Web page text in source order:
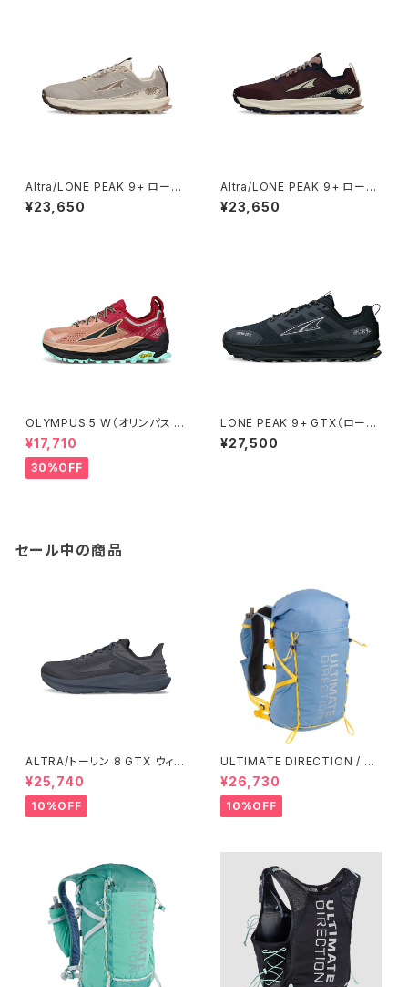
Altra/LONE PEAK 9+ ローン
ピーク 9+ ウィメンズ /Taupe
¥23,650
Altra/LONE PEAK 9+ ローン
ピーク 9+ ウィメンズ /Maroon
¥23,650
OLYMPUS 5 W（オリンパス 5）
ウィメンズ Brown/Red
¥17,710
30%OFF
LONE PEAK 9+ GTX（ローン
ピーク 9+） ウィメンズ Black
¥27,500
セール中の商品
ALTRA/トーリン 8 GTX ウィメ
ンズ
¥25,740
10%OFF
ULTIMATE DIRECTION / ア
ルティメット ディレクション Fas
tpack 30 Men's / Fog
¥26,730
10%OFF